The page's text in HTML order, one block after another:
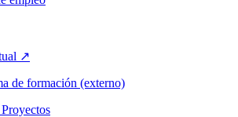
↗
de formación (externo)